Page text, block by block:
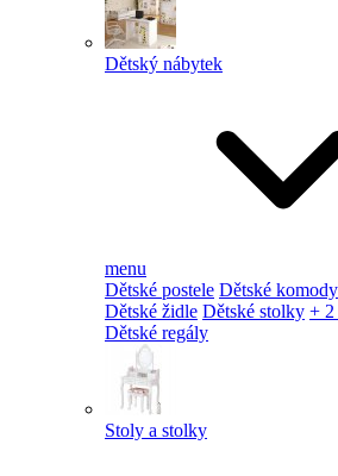
Dětský nábytek
menu
Dětské postele Dětské komody
Dětské židle Dětské stolky + 2
Dětské regály
Stoly a stolky